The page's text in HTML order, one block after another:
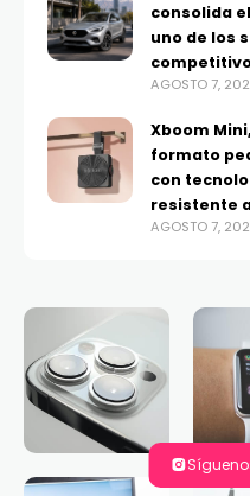
consolida
uno de los
AGOSTO 7,
Xboom
formato
con
resistente
AGOSTO 7,